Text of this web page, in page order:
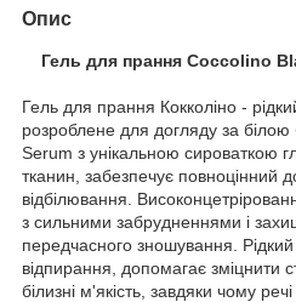
Опис
Гель для прання Coccolino
Гель для прання Кокколіно -
розроблене для догляду за
Serum з унікальною сироваткою
тканин, забезпечує повноцінний
відбілювання.
з сильними забрудненнями і
передчасного зношування. Рідкий
відпирання, допомагає зміцнити
білизні м'якість, завдяки чому